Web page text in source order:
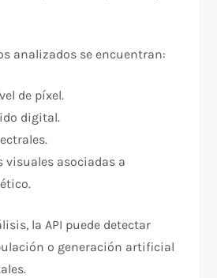
analizados se encuentran:
de píxel.
digital.
visuales asociadas a
la API puede detectar
o generación artificial